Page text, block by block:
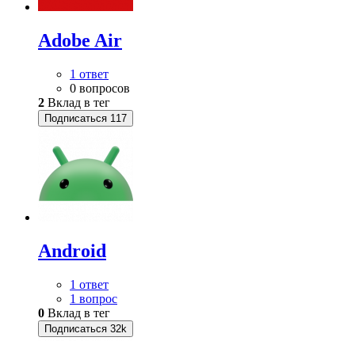
Adobe Air
1 ответ
0 вопросов
2 Вклад в тег
Подписаться 117
Android
1 ответ
1 вопрос
0 Вклад в тег
Подписаться 32k